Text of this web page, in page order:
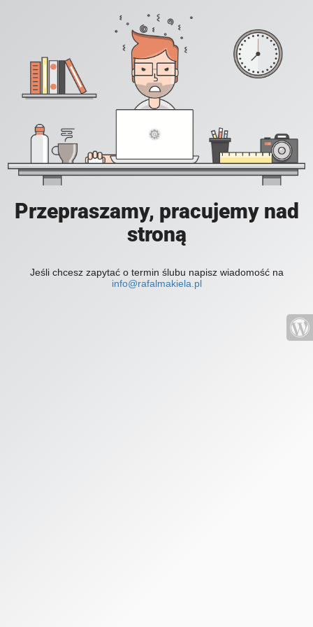
Przepraszamy, pracujemy nad
stroną
Jeśli chcesz zapytać o termin ślubu napisz wiadomość na
info@rafalmakiela.pl